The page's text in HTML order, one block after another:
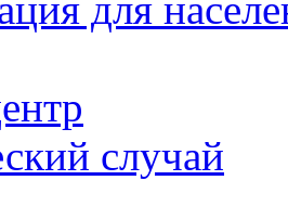
случай